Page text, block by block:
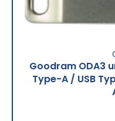
Goodram ODA3
Type-A / USB